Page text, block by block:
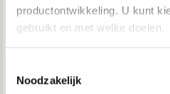
productontwikkeling. U kunt
gebruikt en met welke doelen.
Informatie verzamelen
Noodzakelijk
Betreff: Bewerbung um die
-(1) Sehr geehrte Damen und
-(2) Sehr geehrter Herr ….,
(Altijd beginnen met deze zin):